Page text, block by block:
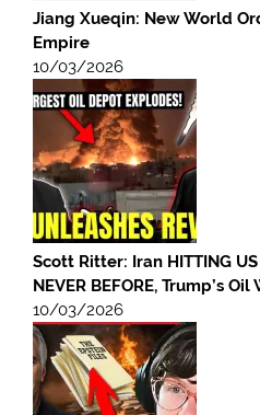
Jiang Xueqin: New World
Empire
10/03/2026
Scott Ritter: Iran HITTING US
NEVER BEFORE, Trump’s
10/03/2026